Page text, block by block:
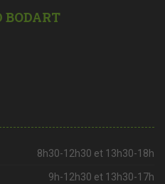
BODART
8h30-12h30 et 13h30-18h
9h-12h30 et 13h30-17h